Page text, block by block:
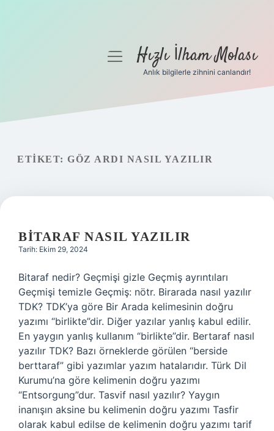
Gizlilik Politikası
menüyüHızlı İlham Molası
Anlık bilgilerle zihnini canlandır!
ETIKET: GÖZ ARDI NASIL YAZILIR
BITARAF NASIL YAZILIR
Tarih: Ekim 29, 2024
Bitaraf nedir? Geçmişi gizle Geçmiş ayrıntıları
Geçmişi temizle Geçmiş: nötr. Birarada nasıl yazılır
TDK? TDK’ya göre Bir Arada kelimesinin doğru
yazımı “birlikte”dir. Diğer yazılar yanlış kabul edilir.
En yaygın yanlış kullanım “birlikte”dir. Bertaraf nasıl
yazılır TDK? Bazı örneklerde görülen “berside
berttaraf” gibi yazımlar yazım hatalarıdır. Türk Dil
Kurumu’na göre kelimenin doğru yazımı
“Entsorgung”dur. Tasvif nasıl yazılır? Yaygın
inanışın aksine bu kelimenin doğru yazımı Tasfir
olarak kabul edilse de kelimenin doğru yazımı tarif